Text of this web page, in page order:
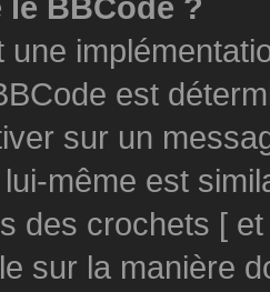
BBCode ?
une
est
sur un
même est
des crochets [
sur la manière